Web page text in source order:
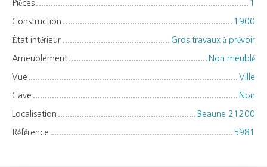
Pièces 1
Construction 1900
État intérieur Gros travaux à prévoir
Ameublement Non meublé
Vue Ville
Cave Non
Localisation Beaune 21200
Référence 5981